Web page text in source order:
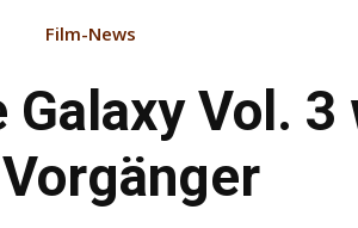
Film-News
Galaxy Vol. 3